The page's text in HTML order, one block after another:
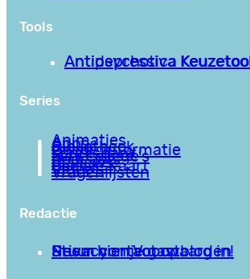
Tools
Antipsychotica Keuzetool
Antidepressiva Keuzetool
Series
Animaties
Apps
Bibliotheek
Goede informatie
Kennisbank
Mini college’s
Podcasts
Reviews
Sociale Kaart
Video’s
Vragenlijsten
Redactie
Privacy en Voorwaarden
Stuur hier je gastblog in!
Neem contact op